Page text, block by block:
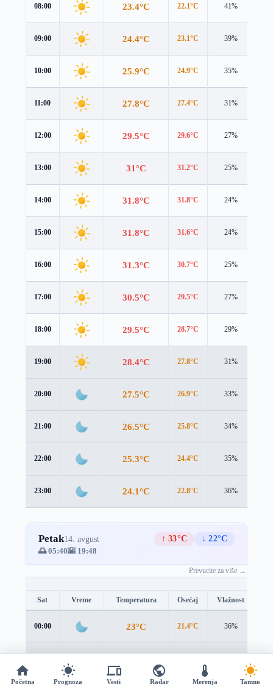
08:00 23.4°C 22.1°C 41%
09:00 24.4°C 23.1°C 39%
10:00 25.9°C 24.9°C 35%
11:00 27.8°C 27.4°C 31%
12:00 29.5°C 29.6°C 27%
13:00 31°C 31.2°C 25%
14:00 31.8°C 31.8°C 24%
15:00 31.8°C 31.6°C 24%
16:00 31.3°C 30.7°C 25%
17:00 30.5°C 29.5°C 27%
18:00 29.5°C 28.7°C 29%
19:00 28.4°C 27.8°C 31%
20:00 27.5°C 26.9°C 33%
21:00 26.5°C 25.8°C 34%
22:00 25.3°C 24.4°C 35%
23:00 24.1°C 22.8°C 36%
Petak14. avgust ↑ 33°C
↓ 22°C
🌅 05:40🌇 19:48
Prevucite za više →
Sat Vreme Temperatura Osećaj Vlažnost
00:00 23°C 21.4°C 36%
Početna Prognoza Vesti Radar Merenja Tamno